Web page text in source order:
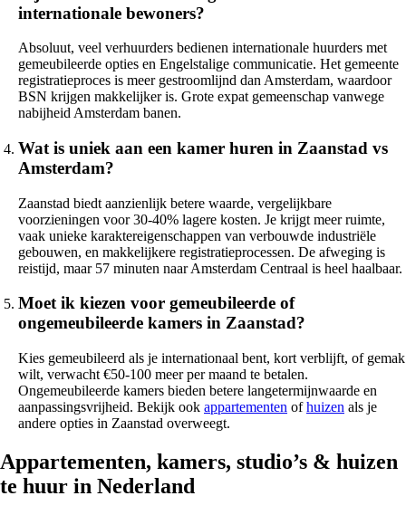
internationale bewoners?
Absoluut, veel verhuurders bedienen internationale huurders met
gemeubileerde opties en Engelstalige communicatie. Het gemeente
registratieproces is meer gestroomlijnd dan Amsterdam, waardoor
BSN krijgen makkelijker is. Grote expat gemeenschap vanwege
nabijheid Amsterdam banen.
Wat is uniek aan een kamer huren in Zaanstad vs
Amsterdam?
Zaanstad biedt aanzienlijk betere waarde, vergelijkbare
voorzieningen voor 30-40% lagere kosten. Je krijgt meer ruimte,
vaak unieke karaktereigenschappen van verbouwde industriële
gebouwen, en makkelijkere registratieprocessen. De afweging is
reistijd, maar 57 minuten naar Amsterdam Centraal is heel haalbaar.
Moet ik kiezen voor gemeubileerde of
ongemeubileerde kamers in Zaanstad?
Kies gemeubileerd als je internationaal bent, kort verblijft, of gemak
wilt, verwacht €50-100 meer per maand te betalen.
Ongemeubileerde kamers bieden betere langetermijnwaarde en
aanpassingsvrijheid. Bekijk ook appartementen ofhuizen als je
andere opties in Zaanstad overweegt.
Appartementen, kamers, studio’s & huizen
te huur in Nederland